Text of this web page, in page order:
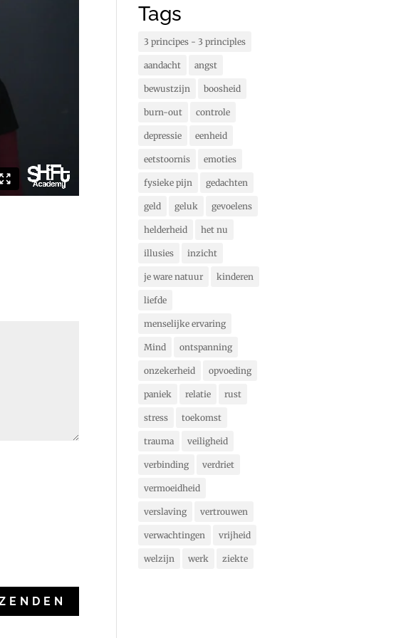
Tags
3 principes - 3 principles
aandacht angst
bewustzijn boosheid
burn-out controle
depressie eenheid
eetstoornis emoties
fysieke pijn gedachten
geld geluk gevoelens
helderheid het nu
illusies inzicht
je ware natuur kinderen
liefde
menselijke ervaring
Mind ontspanning
onzekerheid opvoeding
paniek relatie rust
stress toekomst
trauma veiligheid
verbinding verdriet
vermoeidheid
verslaving vertrouwen
verwachtingen vrijheid
welzijn werk ziekte